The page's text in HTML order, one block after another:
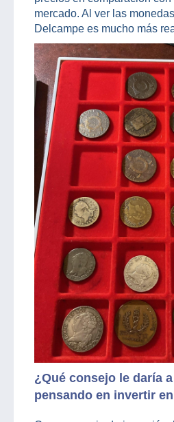
mercado. Al ver las
Delcampe es mucho más
¿Qué consejo le daría
pensando en invertir